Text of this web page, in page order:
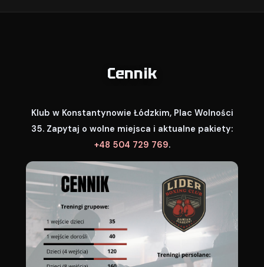
Cennik
Klub w Konstantynowie Łódzkim, Plac Wolności
35. Zapytaj o wolne miejsca i aktualne pakiety:
+48 504 729 769.